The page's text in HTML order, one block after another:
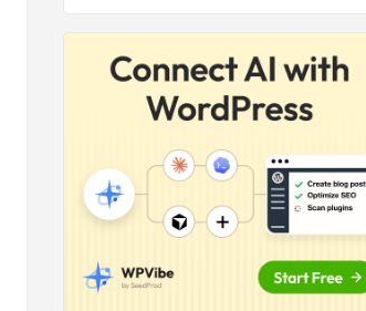
サ
ー